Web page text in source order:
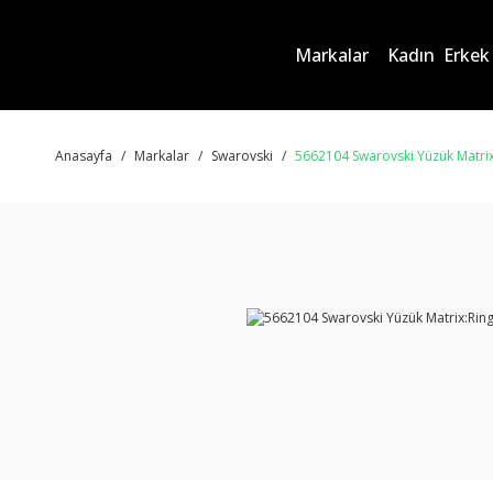
Markalar Kadın Erkek
Anasayfa Markalar Swarovski 5662104 Swarovski Yüzük